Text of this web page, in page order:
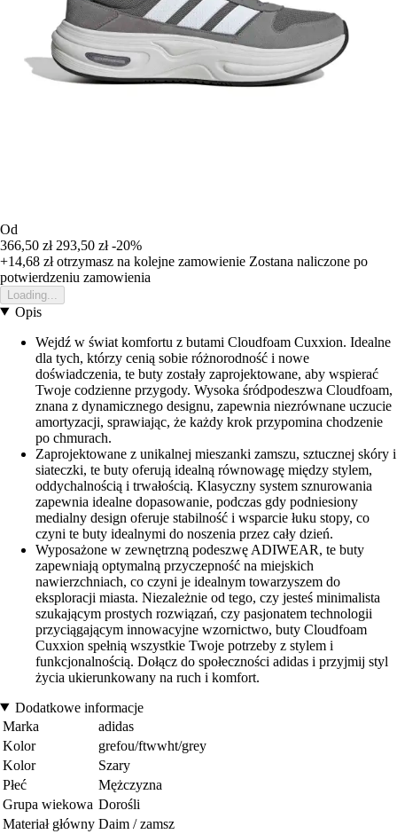
Od
366,50 zł 293,50 zł -20%
+14,68 złotrzymasz na kolejne zamowienie Zostana naliczone po
potwierdzeniu zamowienia
Loading...
Opis
Wejdź w świat komfortu z butami Cloudfoam Cuxxion. Idealne
dla tych, którzy cenią sobie różnorodność i nowe
doświadczenia, te buty zostały zaprojektowane, aby wspierać
Twoje codzienne przygody. Wysoka śródpodeszwa Cloudfoam,
znana z dynamicznego designu, zapewnia niezrównane uczucie
amortyzacji, sprawiając, że każdy krok przypomina chodzenie
po chmurach.
Zaprojektowane z unikalnej mieszanki zamszu, sztucznej skóry i
siateczki, te buty oferują idealną równowagę między stylem,
oddychalnością i trwałością. Klasyczny system sznurowania
zapewnia idealne dopasowanie, podczas gdy podniesiony
medialny design oferuje stabilność i wsparcie łuku stopy, co
czyni te buty idealnymi do noszenia przez cały dzień.
Wyposażone w zewnętrzną podeszwę ADIWEAR, te buty
zapewniają optymalną przyczepność na miejskich
nawierzchniach, co czyni je idealnym towarzyszem do
eksploracji miasta. Niezależnie od tego, czy jesteś minimalista
szukającym prostych rozwiązań, czy pasjonatem technologii
przyciągającym innowacyjne wzornictwo, buty Cloudfoam
Cuxxion spełnią wszystkie Twoje potrzeby z stylem i
funkcjonalnością. Dołącz do społeczności adidas i przyjmij styl
życia ukierunkowany na ruch i komfort.
Dodatkowe informacje
Marka
adidas
Kolor
grefou/ftwwht/grey
Kolor
Szary
Płeć
Mężczyzna
Grupa wiekowa Dorośli
Materiał główny Daim / zamsz